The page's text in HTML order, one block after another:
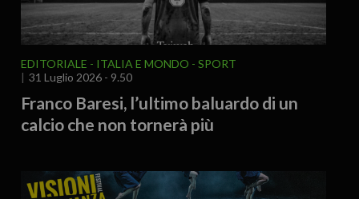
EDITORIALE ITALIA E MONDO
SPORT
31 Luglio 2026 - 9.50
Franco Baresi, l’ultimo baluardo di un
calcio che non tornerà più